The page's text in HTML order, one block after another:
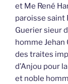
et Me René
paroisse saint
Guerier sieur
homme
des traites
d’Anjou pour
et noble